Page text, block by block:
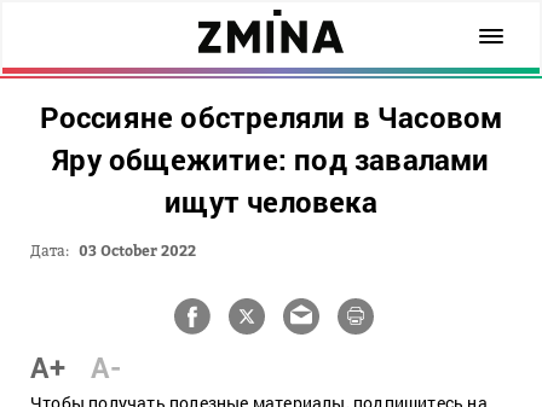
Россияне обстреляли в Часовом
Яру общежитие: под завалами
ищут человека
Дата: 03 October 2022
A+ A-